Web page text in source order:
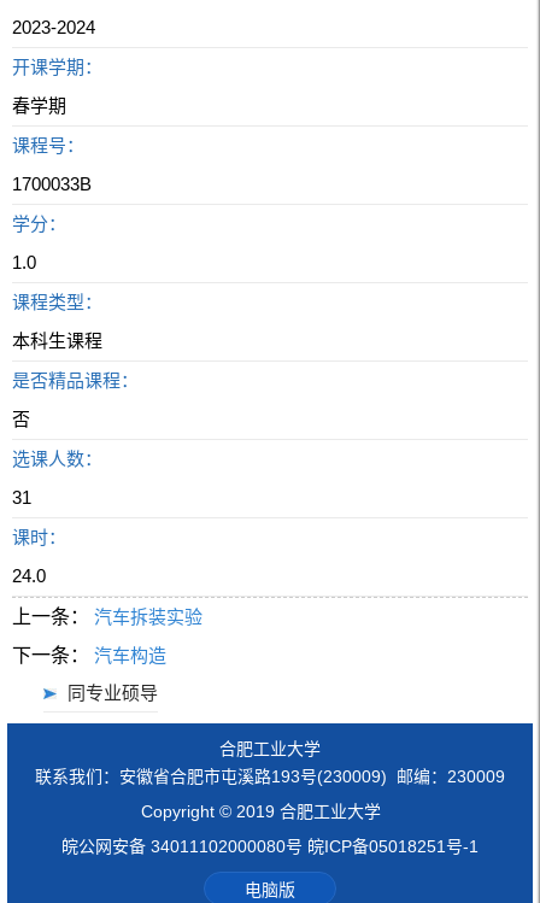
2023-2024
开课学期：
春学期
课程号：
1700033B
学分：
1.0
课程类型：
本科生课程
是否精品课程：
否
选课人数：
31
课时：
24.0
上一条：
汽车拆装实验
下一条：
汽车构造
同专业硕导
合肥工业大学
联系我们：安徽省合肥市屯溪路193号(230009) 邮编：230009
Copyright © 2019 合肥工业大学
皖公网安备 34011102000080号 皖ICP备05018251号-1
电脑版